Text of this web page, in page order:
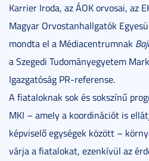
Karrier Iroda, az ÁOK orvosai, az
Magyar Orvostanhallgatók
mondta el a Médiacentrumnak
a Szegedi Tudományegyetem
Igazgatóság PR-referense.
A fiataloknak sok és sokszínű
MKI – amely a koordinációt is
képviselő egységek között –
várja a fiatalokat, ezenkívül az